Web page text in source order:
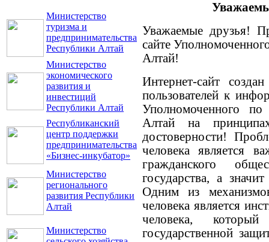
Министерство
туризма и
предпринимательства
Республики Алтай
Министерство
экономического
развития и
инвестиций
Республики Алтай
Республиканский
центр поддержки
предпринимательства
«Бизнес-инкубатор»
Министерство
регионального
развития Республики
Алтай
Министерство
Уважаемые друзья!
сайте
Алтай!
Интернет-сайт
пользователей к
Уполномоченного
Алтай на
достоверности!
человека является
гражданского
государства, а
Одним из
человека является
человека,
государственной